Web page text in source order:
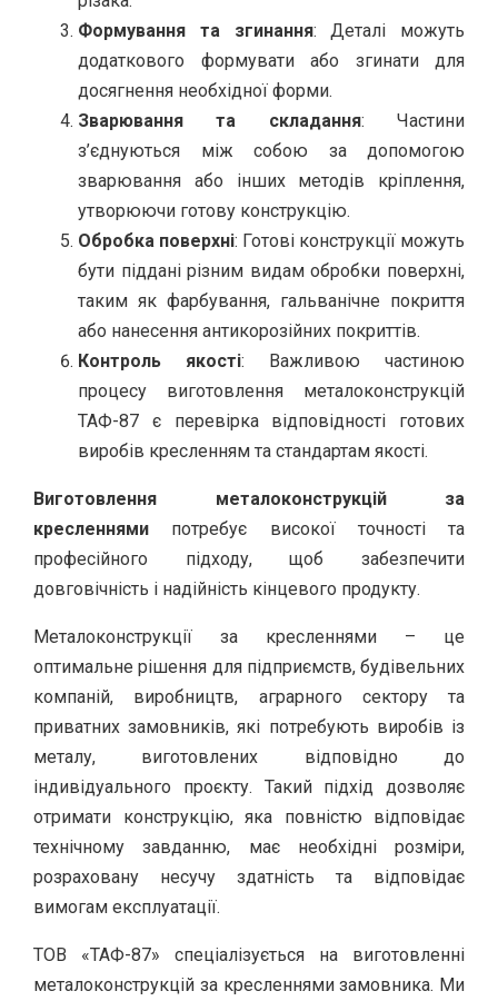
Формування та згинання: Деталі можуть
додаткового формувати або згинати для
досягнення необхідної форми.
Зварювання та складання: Частини
з’єднуються між собою за допомогою
зварювання або інших методів кріплення,
утворюючи готову конструкцію.
Обробка поверхні: Готові конструкції можуть
бути піддані різним видам обробки поверхні,
таким як фарбування, гальванічне покриття
або нанесення антикорозійних покриттів.
Контроль якості: Важливою частиною
процесу виготовлення металоконструкцій
ТАФ-87 є перевірка відповідності готових
виробів кресленням та стандартам якості.
Виготовлення металоконструкцій за
кресленнями потребує високої точності та
професійного підходу, щоб забезпечити
довговічність і надійність кінцевого продукту.
Металоконструкції за кресленнями – це
оптимальне рішення для підприємств, будівельних
компаній, виробництв, аграрного сектору та
приватних замовників, які потребують виробів із
металу, виготовлених відповідно до
індивідуального проєкту. Такий підхід дозволяє
отримати конструкцію, яка повністю відповідає
технічному завданню, має необхідні розміри,
розраховану несучу здатність та відповідає
вимогам експлуатації.
ТОВ «ТАФ-87» спеціалізується на виготовленні
металоконструкцій за кресленнями замовника. Ми